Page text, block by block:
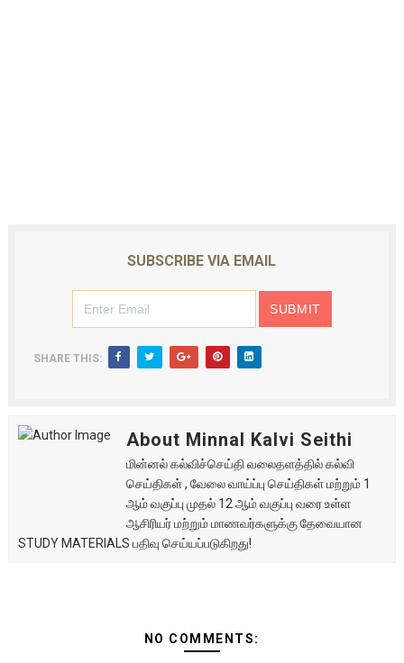
SUBSCRIBE VIA EMAIL
SHARE THIS:
About Minnal Kalvi Seithi
மின்னல் கல்விச்செய்தி வலைதளத்தில் கல்வி
செய்திகள் , வேலை வாய்ப்பு செய்திகள் மற்றும் 1
ஆம் வகுப்பு முதல் 12 ஆம் வகுப்பு வரை உள்ள
ஆசிரியர் மற்றும் மாணவர்களுக்கு தேவையான
STUDY MATERIALS பதிவு செய்யப்படுகிறது!
NO COMMENTS: